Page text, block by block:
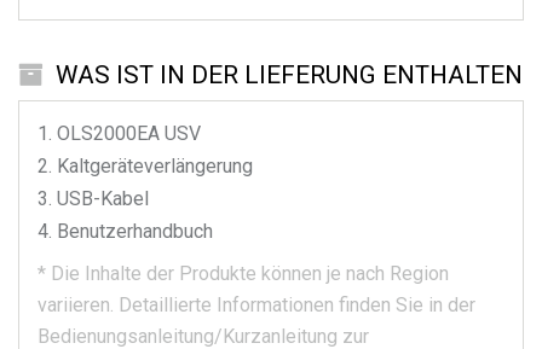
WAS IST IN DER LIEFERUNG ENTHALTEN
OLS2000EA USV
Kaltgeräteverlängerung
USB-Kabel
Benutzerhandbuch
* Die Inhalte der Produkte können je nach Region
variieren. Detaillierte Informationen finden Sie in der
Bedienungsanleitung/Kurzanleitung zur